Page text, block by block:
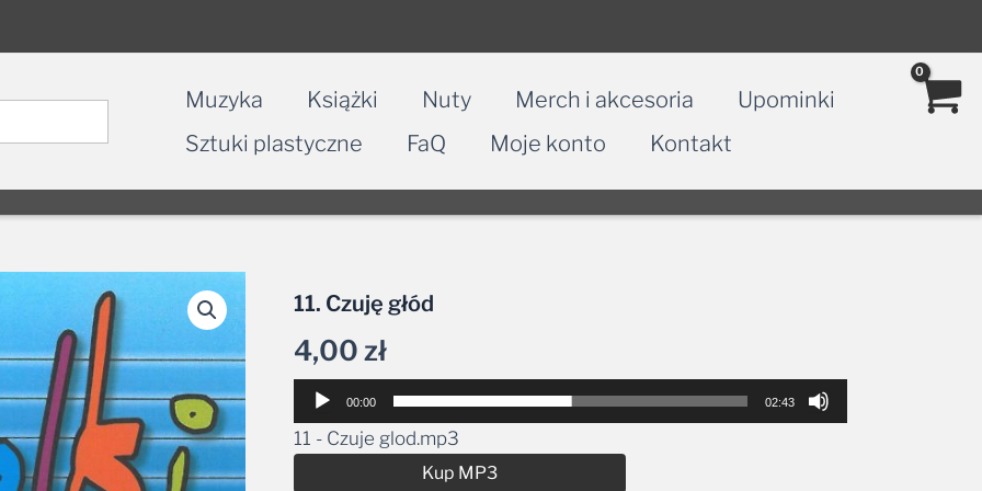
Muzyka Książki Nuty Merch i akcesoria
Upominki
Sztuki plastyczne
FaQ Moje konto Kontakt
11. Czuję głód
4,00zł
Odtwarzacz
plików
dźwiękowych
00:00 02:43
11 - Czuje glod.mp3
Kup MP3